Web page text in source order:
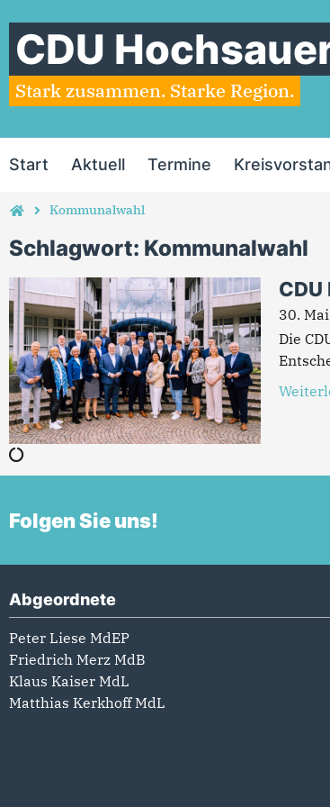
CDU
Stark zusammen. Starke Region.
Start Aktuell Termine
Kommunalwahl
Schlagwort: Kommunalwahl
30.
Die
Folgen Sie uns!
Abgeordnete
Peter Liese MdEP
Friedrich Merz MdB
Klaus Kaiser MdL
Matthias Kerkhoff MdL